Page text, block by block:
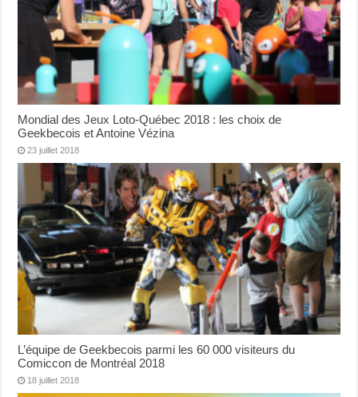
Mondial des Jeux Loto-Québec 2018 : les choix de
Geekbecois et Antoine Vézina
23 juillet 2018
L’équipe de Geekbecois parmi les 60 000 visiteurs du
Comiccon de Montréal 2018
18 juillet 2018